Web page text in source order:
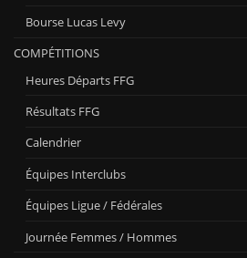
Bourse Lucas Levy
COMPÉTITIONS
Heures Départs FFG
Résultats FFG
Calendrier
Équipes Interclubs
Équipes Ligue / Fédérales
Journée Femmes / Hommes